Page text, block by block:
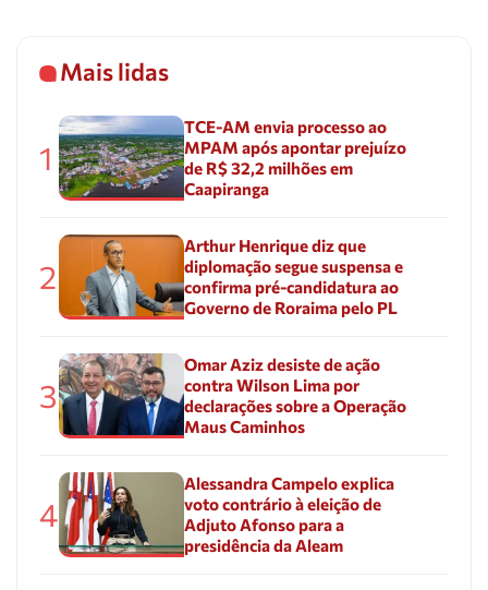
Mais lidas
1
TCE-AM envia processo ao
MPAM após apontar prejuízo
de R$ 32,2 milhões em
Caapiranga
2
Arthur Henrique diz que
diplomação segue suspensa e
confirma pré-candidatura ao
Governo de Roraima pelo PL
3
Omar Aziz desiste de ação
contra Wilson Lima por
declarações sobre a Operação
Maus Caminhos
4
Alessandra Campelo explica
voto contrário à eleição de
Adjuto Afonso para a
presidência da Aleam